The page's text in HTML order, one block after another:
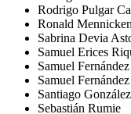
Rodrigo Pulgar
Ronald
Sabrina Devia
Samuel Erices
Samuel Fernández
Samuel
Santiago
Sebastián Rumie